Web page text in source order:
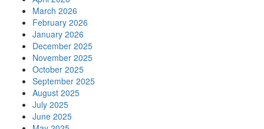
March 2026
February 2026
January 2026
December 2025
November 2025
October 2025
September 2025
August 2025
July 2025
June 2025